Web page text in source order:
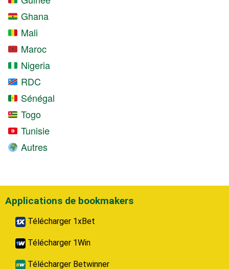
Ghana
Mali
Maroc
Nigeria
RDC
Sénégal
Togo
Tunisie
Autres
Applications de bookmakers
Télécharger 1xBet
Télécharger 1Win
Télécharger Betwinner